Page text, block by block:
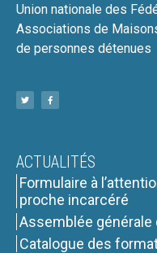
Union nationale des
Associations de
de personnes détenues
ACTUALITÉS
Formulaire à
proche incarcéré
Assemblée générale
Catalogue des